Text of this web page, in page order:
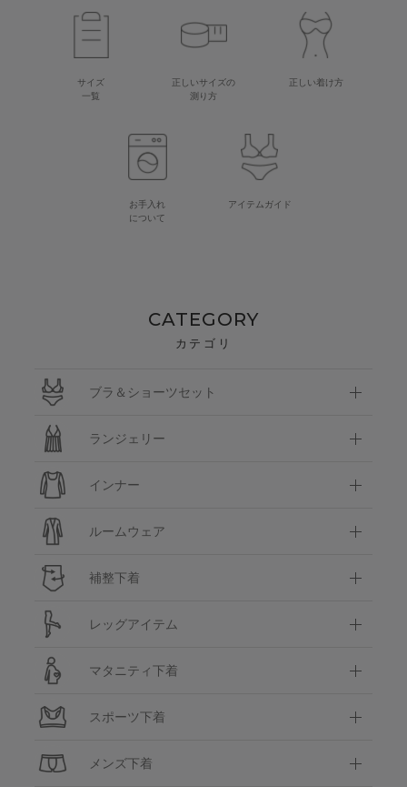
サイズ
一覧
正しいサイズの
測り方
正しい着け方
お手入れ
について
アイテムガイド
CATEGORY
カテゴリ
ブラ＆ショーツセット
ランジェリー
インナー
ルームウェア
補整下着
レッグアイテム
マタニティ下着
スポーツ下着
メンズ下着